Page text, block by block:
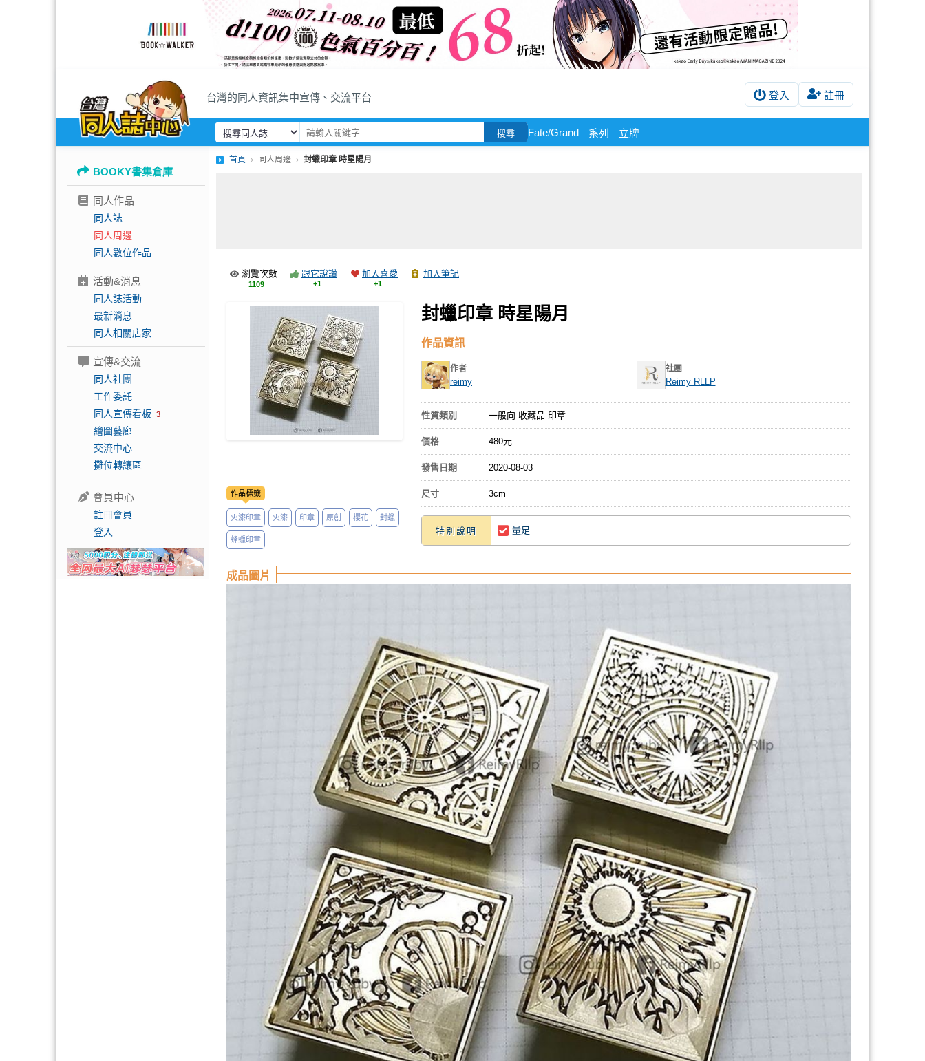
台灣的同人資訊集中宣傳、交流平台 登入 註冊
搜尋 Fate/Grand 系列 立牌
BOOKY書集倉庫
同人作品
同人誌
同人周邊
同人數位作品
活動&消息
同人誌活動
最新消息
同人相關店家
宣傳&交流
同人社團
工作委託
同人宣傳看板 3
繪圖藝廊
交流中心
攤位轉讓區
會員中心
註冊會員
登入
首頁 同人周邊 封蠟印章 時星陽月
瀏覽次數
1109
跟它說讚
+1
加入喜愛
+1
加入筆記
封蠟印章 時星陽月
作品標籤
火漆印章 火漆 印章 原創 櫻花 封蠟
蜂蠟印章
作品資訊
作者
reimy
社團
Reimy RLLP
性質類別 一般向 收藏品 印章
價格 480元
發售日期 2020-08-03
尺寸 3cm
特別說明 量足
成品圖片